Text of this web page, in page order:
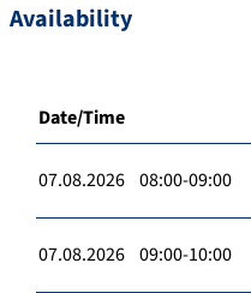
Availability
Date/Time
07.08.2026 08:00-09:00
07.08.2026 09:00-10:00